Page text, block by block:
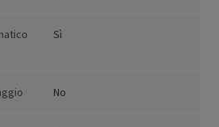
Sì
No